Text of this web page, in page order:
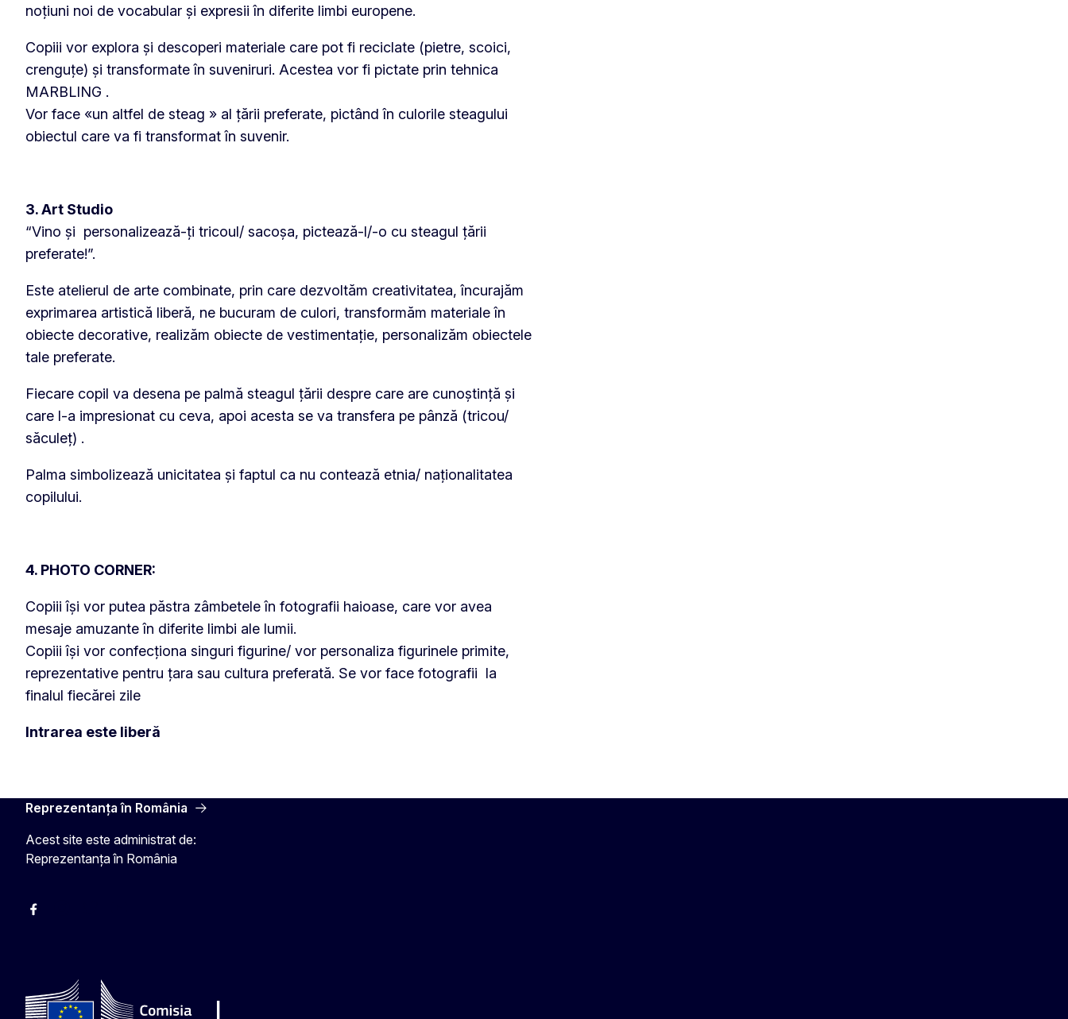
noțiuni noi de vocabular și expresii în diferite limbi europene.
Copiii vor explora și descoperi materiale care pot fi reciclate (pietre, scoici,
crenguțe) și transformate în suveniruri. Acestea vor fi pictate prin tehnica
MARBLING .
Vor face «un altfel de steag » al țării preferate, pictând în culorile steagului
obiectul care va fi transformat în suvenir.
3. Art Studio
“Vino și personalizează-ți tricoul/ sacoșa, pictează-l/-o cu steagul țării
preferate!”.
Este atelierul de arte combinate, prin care dezvoltăm creativitatea, încurajăm
exprimarea artistică liberă, ne bucuram de culori, transformăm materiale în
obiecte decorative, realizăm obiecte de vestimentație, personalizăm obiectele
tale preferate.
Fiecare copil va desena pe palmă steagul țării despre care are cunoștință și
care l-a impresionat cu ceva, apoi acesta se va transfera pe pânză (tricou/
săculeț) .
Palma simbolizează unicitatea și faptul ca nu contează etnia/ naționalitatea
copilului.
4. PHOTO CORNER:
Copiii își vor putea păstra zâmbetele în fotografii haioase, care vor avea
mesaje amuzante în diferite limbi ale lumii.
Copiii își vor confecționa singuri figurine/ vor personaliza figurinele primite,
reprezentative pentru țara sau cultura preferată. Se vor face fotografii la
finalul fiecărei zile
Intrarea este liberă
Reprezentanța în România
Acest site este administrat de:
Reprezentanța în România
Facebook